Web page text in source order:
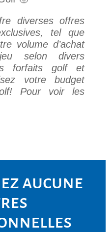
diverses offres
tel que
volume d’achat
selon divers
forfaits golf et
votre budget
Pour voir les
aucune